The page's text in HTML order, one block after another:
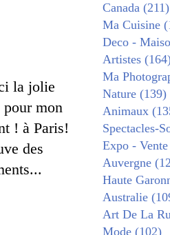
la jolie
pour mon
! à Paris!
des
Canada (211)
Ma Cuisine
Deco -
Artistes
Ma
Nature (139)
Animaux
Spectacles-
Expo -
Auvergne
Haute
Australie
Art De La
Mode (102)